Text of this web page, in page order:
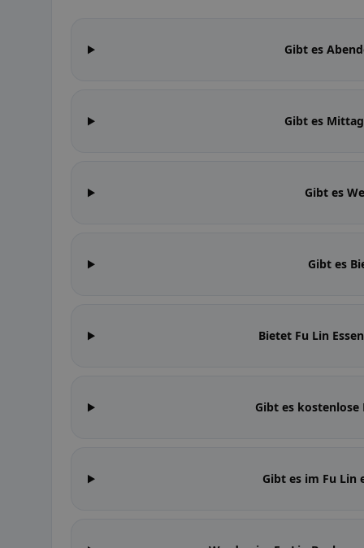
Gibt es
Gibt es
Gibt es
Gibt es
Bietet Fu Lin
Gibt es kostenlose
Gibt es im Fu Lin